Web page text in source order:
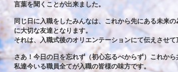
言葉を聞くことが出来ました。
同じ日に入職をしたみんなは、これから先にある未来
に大切な友達となります。
それは、入職式後のオリエンテーションにて伝えさせて
さあ！今日の日を忘れず（初心忘るべからず）これか
私達今いる職員全てが入職の皆様の味方です。